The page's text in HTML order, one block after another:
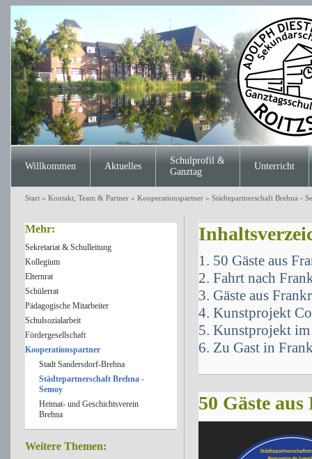
Willkommen Aktuelles
Schulprofil &
Ganztag
Unterricht
Start» Kontakt, Team & Partner» Kooperationspartner» Städtepartnerschaft Brehna -
Mehr:
Sekretariat & Schulleitung
Kollegium
Elternrat
Schülerrat
Pädagogische Mitarbeiter
Schulsozialarbeit
Fördergesellschaft
Kooperationspartner
Stadt Sandersdorf-Brehna
Städtepartnerschaft Brehna -
Semoy
Heimat- und Geschichtsverein
Brehna
Weitere Themen:
1. 50 Gäste aus
2. Fahrt nach
3. Gäste aus
4. Kunstprojekt
5. Kunstprojekt im
6. Zu Gast in
50 Gäste